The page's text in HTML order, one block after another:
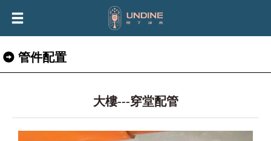
管件配置
大樓---穿堂配管